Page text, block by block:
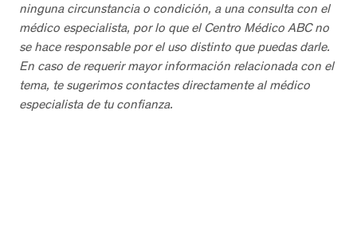
ninguna circunstancia o condición, a una consulta con el
médico especialista, por lo que el Centro Médico ABC no
se hace responsable por el uso distinto que puedas darle.
En caso de requerir mayor información relacionada con el
tema, te sugerimos contactes directamente al médico
especialista de tu confianza.